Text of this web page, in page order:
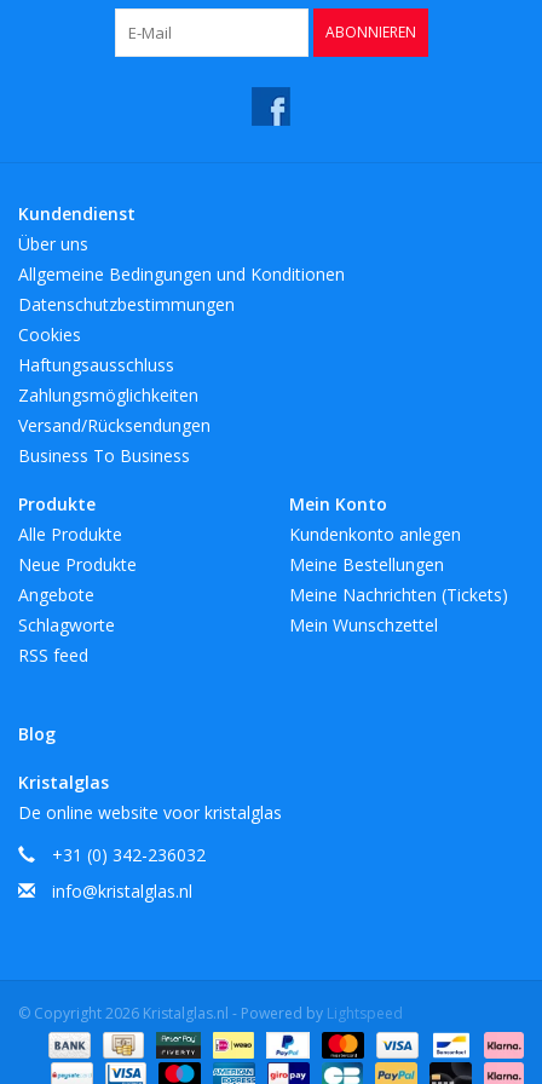
ABONNIEREN
Kundendienst
Über uns
Allgemeine Bedingungen und Konditionen
Datenschutzbestimmungen
Cookies
Haftungsausschluss
Zahlungsmöglichkeiten
Versand/Rücksendungen
Business To Business
Produkte
Alle Produkte
Neue Produkte
Angebote
Schlagworte
RSS feed
Blog
Mein Konto
Kundenkonto anlegen
Meine Bestellungen
Meine Nachrichten (Tickets)
Mein Wunschzettel
Kristalglas
De online website voor kristalglas
+31 (0) 342-236032
info@kristalglas.nl
© Copyright 2026 Kristalglas.nl - Powered by Lightspeed